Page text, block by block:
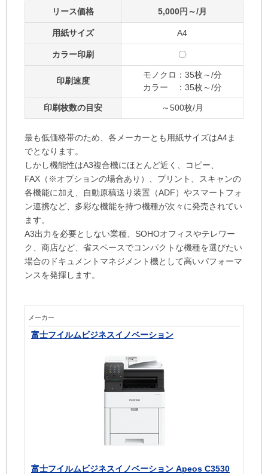
リース価格 5,000円～/月
用紙サイズ A4
カラー印刷 〇
印刷速度
モノクロ：35枚～/分
カラー ：35枚～/分
印刷枚数の目安 ～500枚/月
最も低価格帯のため、各メーカーとも用紙サイズはA4ま
でとなります。
しかし機能性はA3複合機にほとんど近く、コピー、
FAX（※オプションの場合あり）、プリント、スキャンの
各機能に加え、自動原稿送り装置（ADF）やスマートフォ
ン連携など、多彩な機能を持つ機種が次々に発売されてい
ます。
A3出力を必要としない業種、SOHOオフィスやテレワー
ク、商店など、省スペースでコンパクトな機種を選びたい
場合のドキュメントマネジメント機として高いパフォーマ
ンスを発揮します。
メーカー
富士フイルムビジネスイノベーション
富士フイルムビジネスイノベーション Apeos C3530